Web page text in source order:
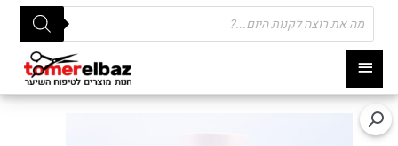
תפריט
ראשי
Products
search